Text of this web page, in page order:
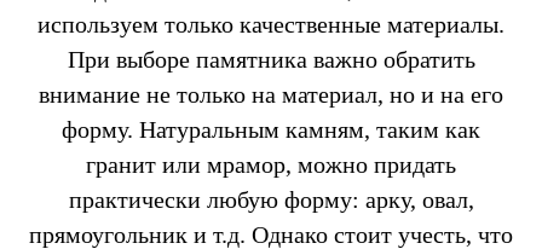
используем только качественные материалы.
При выборе памятника важно обратить
внимание не только на материал, но и на его
форму. Натуральным камням, таким как
гранит или мрамор, можно придать
практически любую форму: арку, овал,
прямоугольник и т.д. Однако стоит учесть, что